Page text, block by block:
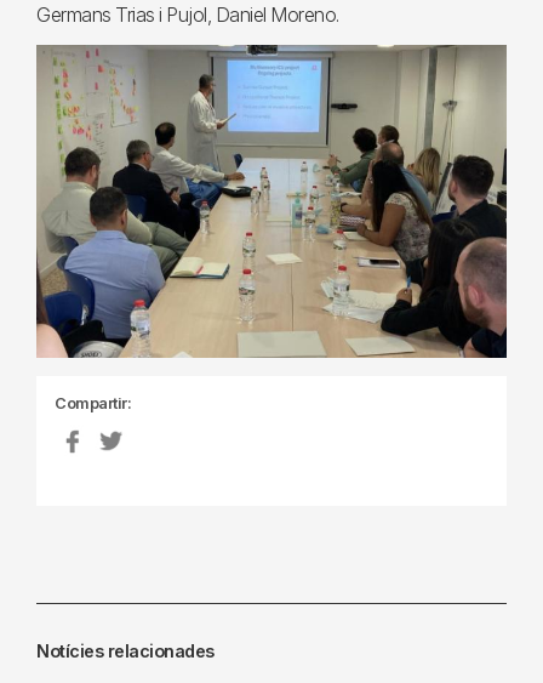
Germans Trias i Pujol, Daniel Moreno.
Compartir:
Notícies relacionades